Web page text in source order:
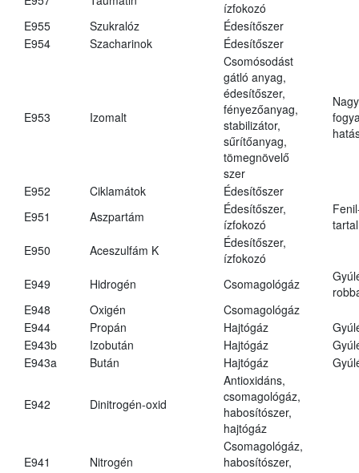
ízfokozó
E955
Szukralóz
Édesítőszer
E954
Szacharinok Édesítőszer
E953 Izomalt
Csomósodást
gátló anyag,
édesítőszer,
fényezőanyag,
stabilizátor,
sűrítőanyag,
tömegnövelő
szer
E952 Ciklamátok
Édesítőszer
E951
Aszpartám
Édesítőszer,
ízfokozó
E950
Aceszulfám K
Édesítőszer,
ízfokozó
E949
Hidrogén Csomagológáz
E948
Oxigén
Csomagológáz
E944
Propán Hajtógáz
E943b
Izobután Hajtógáz
E943a
Bután Hajtógáz
E942 Dinitrogén-oxid
Antioxidáns,
csomagológáz,
habosítószer,
hajtógáz
E941 Nitrogén
Csomagológáz,
habosítószer,